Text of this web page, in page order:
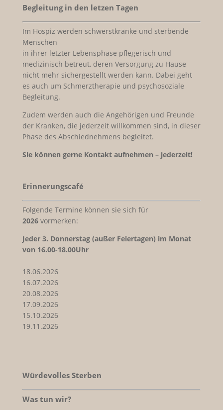
Begleitung in den letzen Tagen
Im Hospiz werden schwerstkranke und sterbende
Menschen
in ihrer letzter Lebensphase pflegerisch und
medizinisch betreut, deren Versorgung zu Hause
nicht mehr sichergestellt werden kann. Dabei geht
es auch um Schmerztherapie und psychosoziale
Begleitung.
Zudem werden auch die Angehörigen und Freunde
der Kranken, die jederzeit willkommen sind, in dieser
Phase des Abschiednehmens begleitet.
Sie können gerne Kontakt aufnehmen – jederzeit!
Erinnerungscafé
Folgende Termine können sie sich für
2026vormerken:
Jeder 3. Donnerstag (außer Feiertagen) im Monat
von 16.00-18.00Uhr
18.06.2026
16.07.2026
20.08.2026
17.09.2026
15.10.2026
19.11.2026
Würdevolles Sterben
Was tun wir?